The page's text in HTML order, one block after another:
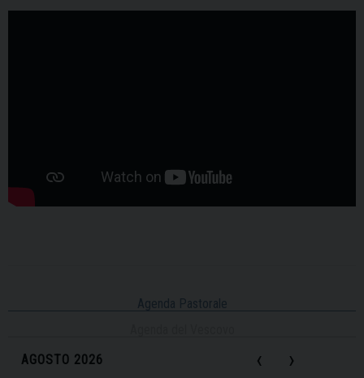
Agenda Pastorale
‹
AGOSTO 2026 ›